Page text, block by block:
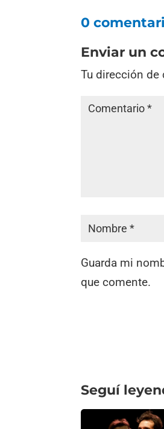
0
Enviar un
Tu dirección de
Guarda mi
que comente.
Seguí